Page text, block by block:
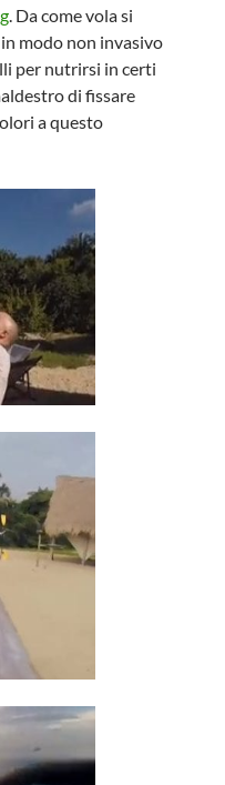
. Da come vola si
modo non invasivo
per nutrirsi in certi
di fissare
a questo